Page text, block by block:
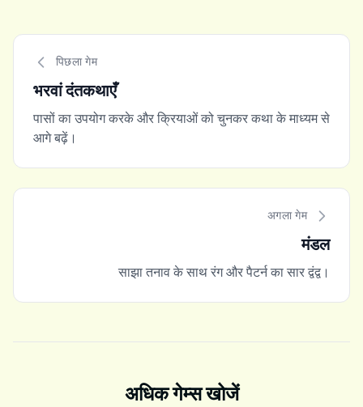
पिछला गेम
भरवां दंतकथाएँ
पासों का उपयोग करके और क्रियाओं को चुनकर कथा के माध्यम से
आगे बढ़ें।
अगला गेम
मंडल
साझा तनाव के साथ रंग और पैटर्न का सार द्वंद्व।
अधिक गेम्स खोजें